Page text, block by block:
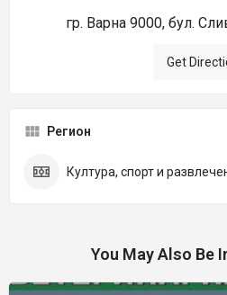
гр. Варна 9000, бул.
Get
Регион
Култура, спорт и
You May Also Be